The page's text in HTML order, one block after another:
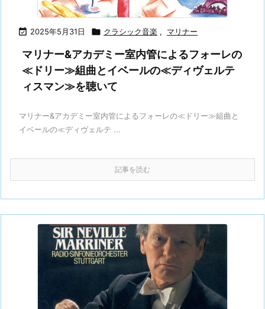
 2025年5月31日  クラシック音楽 , マリナー
マリナー&アカデミー室内管によるフォーレの
≪ドリー≫組曲とイベールの≪ディヴェルテ
ィスマン≫を聴いて
マリナー&アカデミー室内管によるフォーレの≪ドリー≫組曲と
イベールの≪ディヴェルテ ...
記事を読む